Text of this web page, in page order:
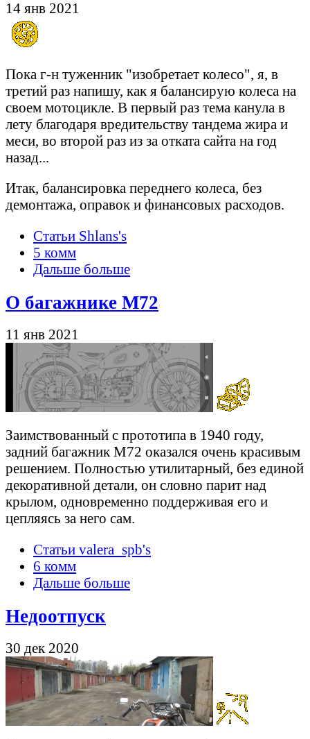
14 янв 2021
Пока г-н туженник "изобретает колесо", я, в
третий раз напишу, как я балансирую колеса на
своем мотоцикле. В первый раз тема канула в
лету благодаря вредительству тандема жира и
меси, во второй раз из за отката сайта на год
назад...
Итак, балансировка переднего колеса, без
демонтажа, оправок и финансовых расходов.
Статьи Shlans's
5 комм
Дальше больше
О багажнике М72
11 янв 2021
Заимствованный с прототипа в 1940 году,
задний багажник М72 оказался очень красивым
решением. Полностью утилитарный, без единой
декоративной детали, он словно парит над
крылом, одновременно поддерживая его и
цепляясь за него сам.
Статьи valera_spb's
6 комм
Дальше больше
Недоотпуск
30 дек 2020